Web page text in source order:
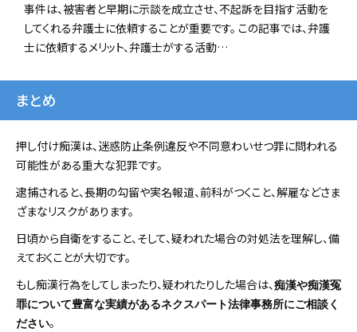
事件は、被害者と早期に示談を成立させ、不起訴を目指す活動を
してくれる弁護士に依頼することが重要です。 この記事では、弁護
士に依頼するメリット、弁護士がする活動…
まとめ
押し付け痴漢は、迷惑防止条例違反や不同意わいせつ罪に問われる
可能性がある重大な犯罪です。
逮捕されると、長期の勾留や実名報道、前科がつくこと、解雇などさま
ざまなリスクがあります。
日頃から自衛をすること、そして、疑われた場合の対処法を理解し、備
えておくことが大切です。
もし痴漢行為をしてしまったり、疑われたりした場合は、痴漢や痴漢冤
罪について豊富な実績があるネクスパート法律事務所にご相談く
ださい。